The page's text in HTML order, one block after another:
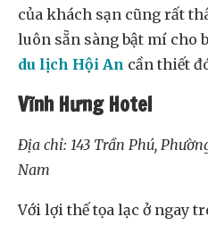
của khách sạn cũng rất
luôn sẵn sàng bật mí cho
du lịch Hội An cần thiết
Vĩnh Hưng Hotel
Địa chỉ: 143 Trần Phú,
Nam
Với lợi thế tọa lạc ở ngay